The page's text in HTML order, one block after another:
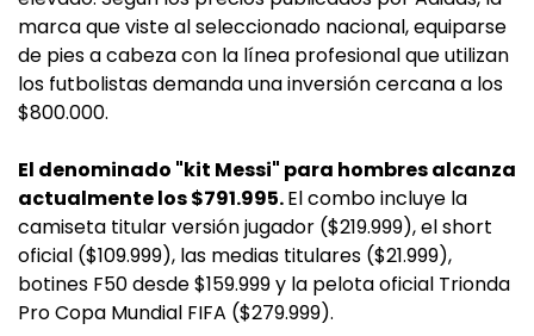
marca que viste al seleccionado nacional, equiparse
de pies a cabeza con la línea profesional que utilizan
los futbolistas demanda una inversión cercana a los
$800.000.
El denominado "kit Messi" para hombres alcanza
actualmente los $791.995.El combo incluye la
camiseta titular versión jugador ($219.999), el short
oficial ($109.999), las medias titulares ($21.999),
botines F50 desde $159.999 y la pelota oficial Trionda
Pro Copa Mundial FIFA ($279.999).